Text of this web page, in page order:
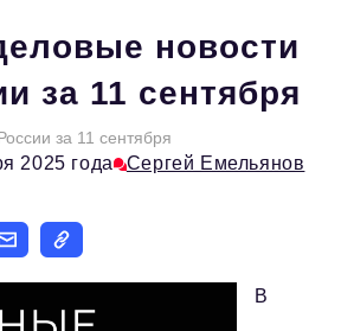
новости
за 11 сентября
за 11 сентября
2025 года Сергей Емельянов
В